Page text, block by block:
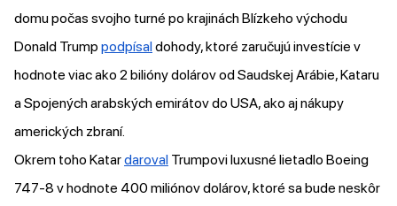
domu počas svojho turné po krajinách Blízkeho východu
Donald Trump podpísaldohody, ktoré zaručujú investície v
hodnote viac ako 2 bilióny dolárov od Saudskej Arábie, Kataru
a Spojených arabských emirátov do USA, ako aj nákupy
amerických zbraní.
Okrem toho Katardaroval Trumpovi luxusné lietadlo Boeing
747-8 v hodnote 400 miliónov dolárov, ktoré sa bude neskôr